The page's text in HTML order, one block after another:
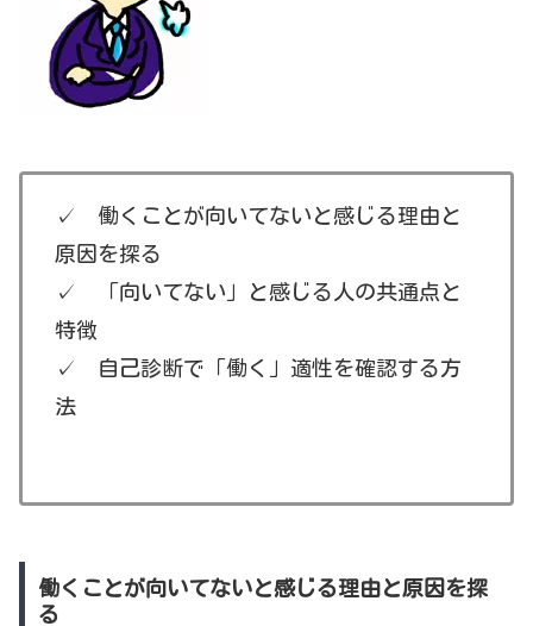
✓ 働くことが向いてないと感じる理由と
原因を探る
✓ 「向いてない」と感じる人の共通点と
特徴
✓ 自己診断で「働く」適性を確認する方
法
働くことが向いてないと感じる理由と原因を探
る